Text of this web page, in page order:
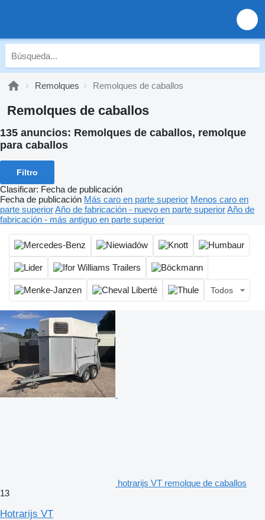
Remolques Remolques de caballos
Remolques de caballos
135 anuncios: Remolques de caballos, remolque
para caballos
Filtro
Clasificar: Fecha de publicación
Fecha de publicación Más caro en parte superior Menos caro en
parte superiorAño de fabricación - nuevo en parte superiorAño de
fabricación - más antiguo en parte superior
Todos
hotrarijs VT remolque de caballos
13
Hotrarijs VT